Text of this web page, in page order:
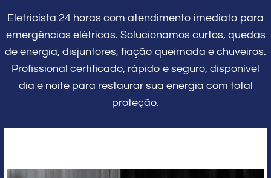
Eletricista 24 horas com atendimento imediato para
emergências elétricas. Solucionamos curtos, quedas
de energia, disjuntores, fiação queimada e chuveiros.
Profissional certificado, rápido e seguro, disponível
dia e noite para restaurar sua energia com total
proteção.